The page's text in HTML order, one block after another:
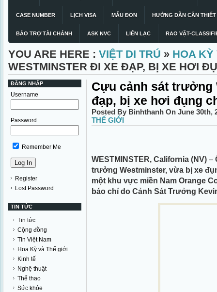
CASE NUMBER LỊCH VISA MẪU ĐƠN HƯỚNG DẪN CẦN THIẾT
BẢO TRỢ TÀI CHÁNH ASK NVC LIÊN LẠC RAO VẶT-
YOU ARE HERE : VIỆT DI TRÚ » HOA KỲ
WESTMINSTER ĐI XE ĐẠP, BỊ XE HƠI
ĐĂNG NHẬP
Username
Password
Remember Me
Register
Lost Password
TIN TỨC
Tin tức
Cộng đồng
Tin Việt Nam
Hoa Kỳ và Thế giới
Kinh tế
Nghệ thuật
Thể thao
Sức khỏe
Cựu cảnh sát trưởng
đạp, bị xe hơi đụng
Posted By Binhthanh On June 30th,
THẾ GIỚI
WESTMINSTER, California (NV) –
trưởng Westminster, vừa bị xe
một khu vực miền Nam Orange
báo chí do Cảnh Sát Trưởng